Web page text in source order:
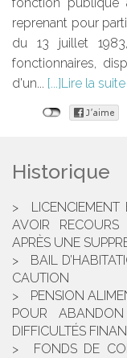
reprenant pour
du 13 juillet
fonctionnaires,
d'un...
Lire la suite
Historique
AVOIR RECOURS
APRÈS UNE
BAIL
CAUTION
PENSION
POUR
DIFFICULTÉS
FONDS DE